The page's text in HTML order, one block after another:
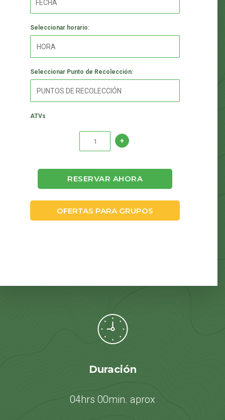
Seleccionar horario:
Seleccionar Punto de Recolección:
ATVs
RESERVAR AHORA
OFERTAS PARA GRUPOS
Duración
04hrs 00min. aprox